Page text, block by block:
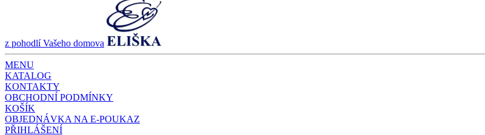
z pohodlí Vašeho domova
MENU
KATALOG
KONTAKTY
OBCHODNÍ PODMÍNKY
KOŠÍK
OBJEDNÁVKA NA E-POUKAZ
PŘIHLÁŠENÍ